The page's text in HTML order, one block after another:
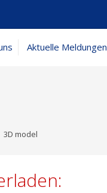
Aktuelle Meldungen
3D model